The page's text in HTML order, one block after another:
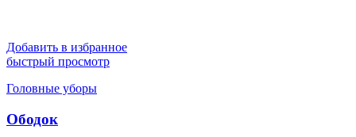
Добавить в избранное
быстрый просмотр
Головные уборы
Ободок